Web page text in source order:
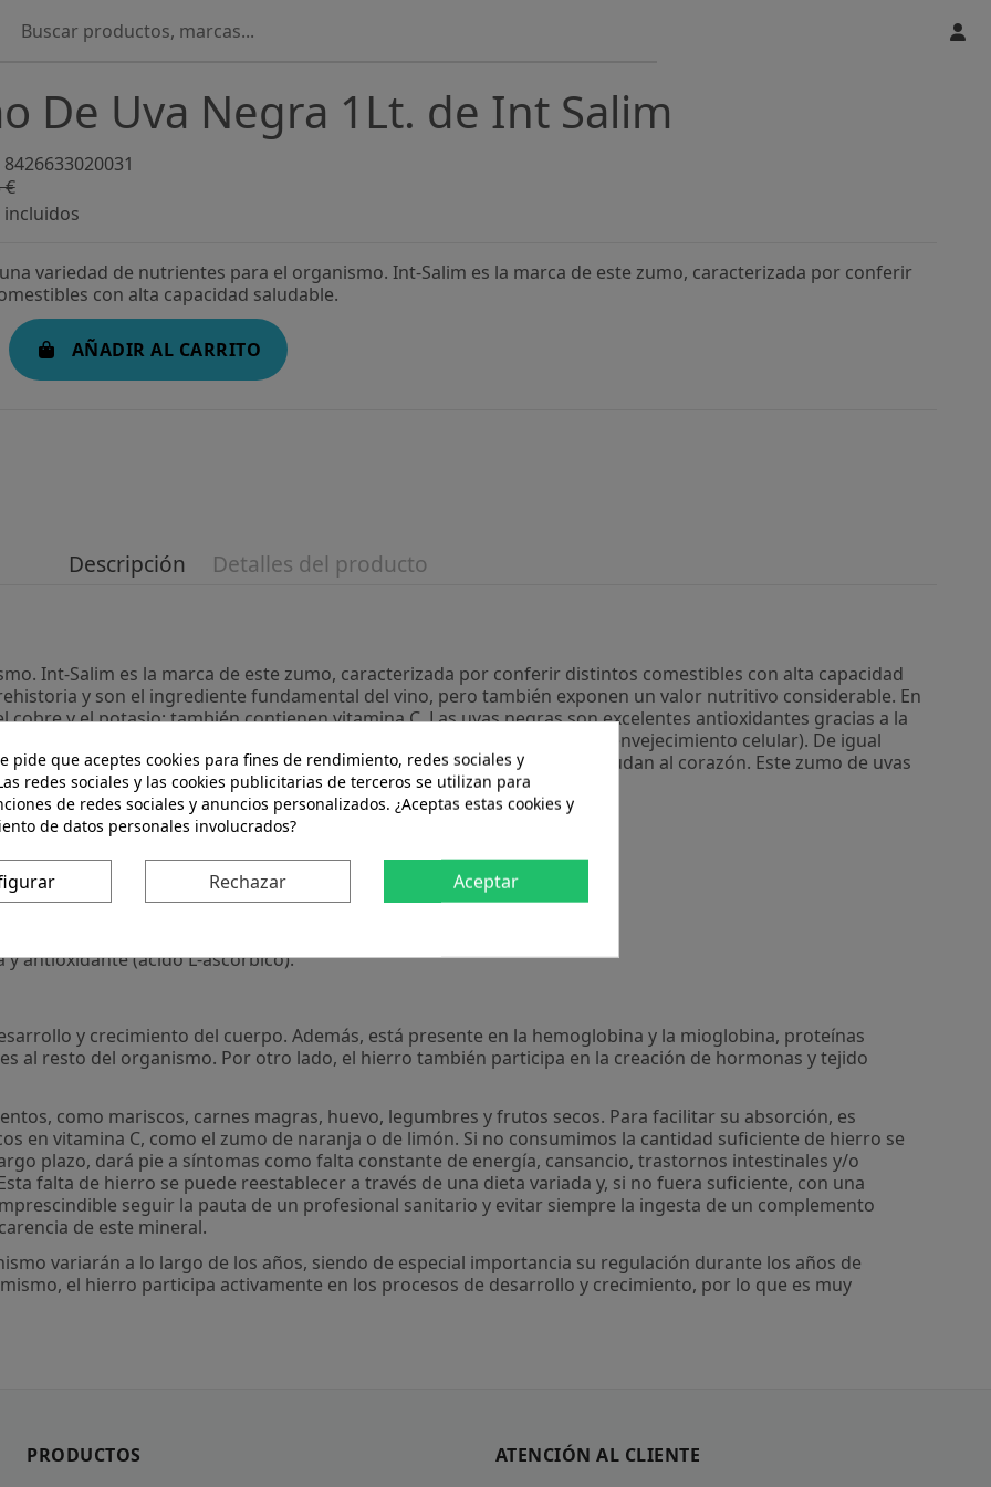
De Uva Negra 1Lt. de Int Salim
8426633020031
€
variedad de nutrientes para el organismo. Int-Salim es la marca de este zumo, caracterizada por conferir
con alta capacidad saludable.
AÑADIR AL CARRITO
Descripción Detalles del producto
Int-Salim es la marca de este zumo, caracterizada por conferir distintos comestibles con alta capacidad
y son el ingrediente fundamental del vino, pero también exponen un valor nutritivo considerable. En
y el potasio; también contienen vitamina C. Las uvas negras son excelentes antioxidantes gracias a la
que se encarga de bloquear a los radicales libres (relacionados con el envejecimiento celular). De igual
las arterias por medio de una mejoría en la vasodilatación; también ayudan al corazón. Este zumo de uvas
cotidiano.
del usuario.
antioxidante (ácido L-ascórbico).
y crecimiento del cuerpo. Además, está presente en la hemoglobina y la mioglobina, proteínas
al resto del organismo. Por otro lado, el hierro también participa en la creación de hormonas y tejido
como mariscos, carnes magras, huevo, legumbres y frutos secos. Para facilitar su absorción, es
en vitamina C, como el zumo de naranja o de limón. Si no consumimos la cantidad suficiente de hierro se
plazo, dará pie a síntomas como falta constante de energía, cansancio, trastornos intestinales y/o
falta de hierro se puede reestablecer a través de una dieta variada y, si no fuera suficiente, con una
seguir la pauta de un profesional sanitario y evitar siempre la ingesta de un complemento
de este mineral.
variarán a lo largo de los años, siendo de especial importancia su regulación durante los años de
el hierro participa activamente en los procesos de desarrollo y crecimiento, por lo que es muy
PRODUCTOS ATENCIÓN AL CLIENTE
pide que aceptes cookies para fines de rendimiento, redes sociales y
redes sociales y las cookies publicitarias de terceros se utilizan para
de redes sociales y anuncios personalizados. ¿Aceptas estas cookies y
de datos personales involucrados?
Rechazar Aceptar